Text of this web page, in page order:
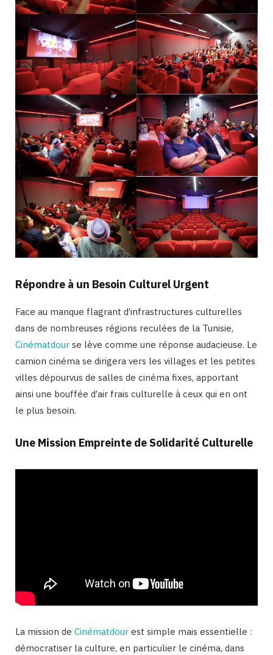
Répondre à un Besoin Culturel Urgent
Face au manque flagrant d’infrastructures culturelles
dans de nombreuses régions reculées de la Tunisie,
Cinématdour se lève comme une réponse audacieuse. Le
camion cinéma se dirigera vers les villages et les petites
villes dépourvus de salles de cinéma fixes, apportant
ainsi une bouffée d’air frais culturelle à ceux qui en ont
le plus besoin.
Une Mission Empreinte de Solidarité Culturelle
La mission de Cinématdour est simple mais essentielle :
démocratiser la culture, en particulier le cinéma, dans